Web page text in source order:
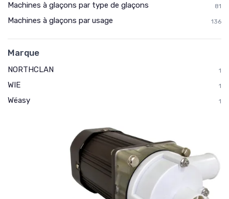
Machines à glaçons par type de glaçons 81
Machines à glaçons par usage 136
Marque
NORTHCLAN 1
WIE 1
Wëasy 1